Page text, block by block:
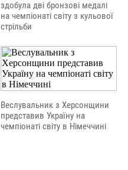
здобула дві бронзові медалі
на чемпіонаті світу з кульової
стрільби
Веслувальник з Херсонщини
представив Україну на
чемпіонаті світу в Німеччині